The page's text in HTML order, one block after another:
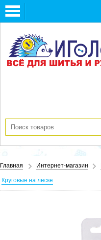
Toggle
navigation
Главная Интернет-магазин
Круговые на леске